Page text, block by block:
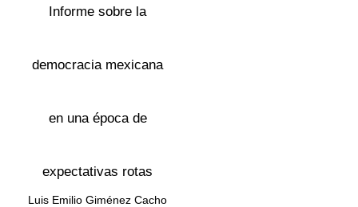
Informe sobre la
democracia mexicana
en una época de
expectativas rotas
Luis Emilio Giménez Cacho